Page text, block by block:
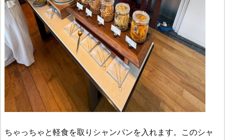
ちゃっちゃと軽食を取りシャンパンを入れます。このシャ